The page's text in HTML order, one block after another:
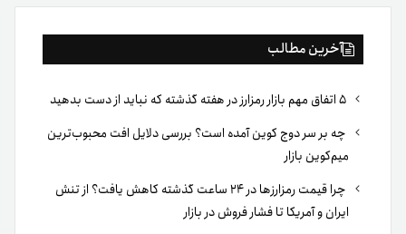
آخرین مطالب
چه بر سر دوج کوین آمده است؟ بررسی دلایل افت محبوب‌ترین
میم‌کوین بازار
چرا قیمت رمزارزها در ۲۴ ساعت گذشته کاهش یافت؟ از تنش
ایران و آمریکا تا فشار فروش در بازار